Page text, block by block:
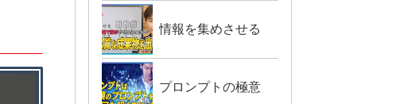
情報を集めさせる
プロンプトの極意